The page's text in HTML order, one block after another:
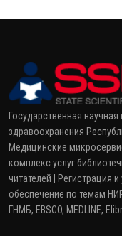
Государственная
здравоохранения
Медицинские
комплекс услуг
читателей | Регистрация
обеспечение по темам
ГНМБ, EBSCO, MEDLINE,